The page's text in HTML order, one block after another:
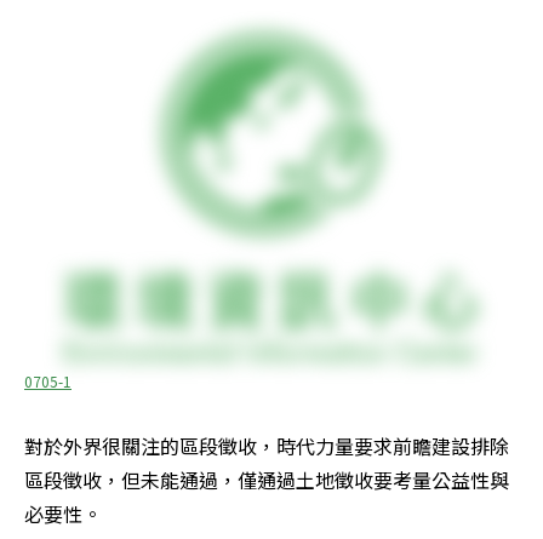
0705-1
對於外界很關注的區段徵收，時代力量要求前瞻建設排除
區段徵收，但未能通過，僅通過土地徵收要考量公益性與
必要性。